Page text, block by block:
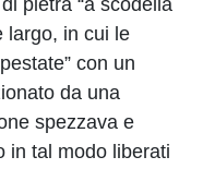
pietra “a scodella
largo, in cui le
con un
da una
spezzava e
in tal modo liberati